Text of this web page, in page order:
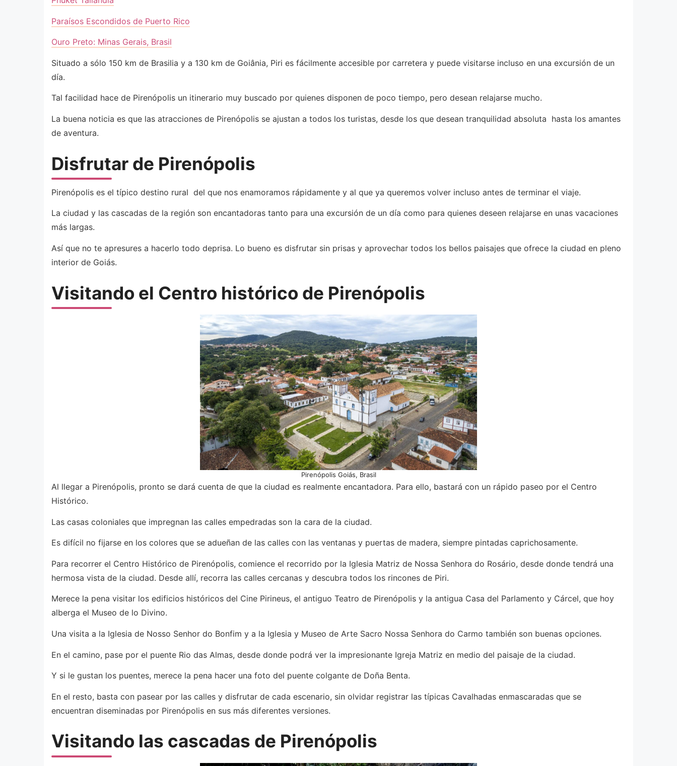
Paraísos Escondidos de Puerto Rico
Ouro Preto: Minas Gerais, Brasil
Situado a sólo 150 km de Brasilia y a 130 km de Goiânia, Piri es fácilmente accesible por carretera y puede visitarse incluso en una excursión de un
día.
Tal facilidad hace de Pirenópolis un itinerario muy buscado por quienes disponen de poco tiempo, pero desean relajarse mucho.
La buena noticia es que las atracciones de Pirenópolis se ajustan a todos los turistas, desde los que desean tranquilidad absoluta hasta los amantes
de aventura.
Disfrutar de Pirenópolis
Pirenópolis es el típico destino rural del que nos enamoramos rápidamente y al que ya queremos volver incluso antes de terminar el viaje.
La ciudad y las cascadas de la región son encantadoras tanto para una excursión de un día como para quienes deseen relajarse en unas vacaciones
más largas.
Así que no te apresures a hacerlo todo deprisa. Lo bueno es disfrutar sin prisas y aprovechar todos los bellos paisajes que ofrece la ciudad en pleno
interior de Goiás.
Visitando el Centro histórico de Pirenópolis
Pirenópolis Goiás, Brasil
Al llegar a Pirenópolis, pronto se dará cuenta de que la ciudad es realmente encantadora. Para ello, bastará con un rápido paseo por el Centro
Histórico.
Las casas coloniales que impregnan las calles empedradas son la cara de la ciudad.
Es difícil no fijarse en los colores que se adueñan de las calles con las ventanas y puertas de madera, siempre pintadas caprichosamente.
Para recorrer el Centro Histórico de Pirenópolis, comience el recorrido por la Iglesia Matriz de Nossa Senhora do Rosário, desde donde tendrá una
hermosa vista de la ciudad. Desde allí, recorra las calles cercanas y descubra todos los rincones de Piri.
Merece la pena visitar los edificios históricos del Cine Pirineus, el antiguo Teatro de Pirenópolis y la antigua Casa del Parlamento y Cárcel, que hoy
alberga el Museo de lo Divino.
Una visita a la Iglesia de Nosso Senhor do Bonfim y a la Iglesia y Museo de Arte Sacro Nossa Senhora do Carmo también son buenas opciones.
En el camino, pase por el puente Rio das Almas, desde donde podrá ver la impresionante Igreja Matriz en medio del paisaje de la ciudad.
Y si le gustan los puentes, merece la pena hacer una foto del puente colgante de Doña Benta.
En el resto, basta con pasear por las calles y disfrutar de cada escenario, sin olvidar registrar las típicas Cavalhadas enmascaradas que se
encuentran diseminadas por Pirenópolis en sus más diferentes versiones.
Visitando las cascadas de Pirenópolis